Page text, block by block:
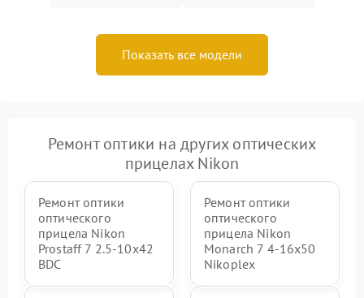
Показать все модели
Ремонт оптики на других оптических
прицелах Nikon
Ремонт оптики
оптического
прицела Nikon
Prostaff 7 2.5-10x42
BDC
Ремонт оптики
оптического
прицела Nikon
Monarch 7 4-16x50
Nikoplex